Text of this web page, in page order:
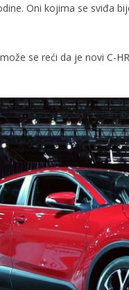
Oni kojima se sviđa
se reći da je novi C-